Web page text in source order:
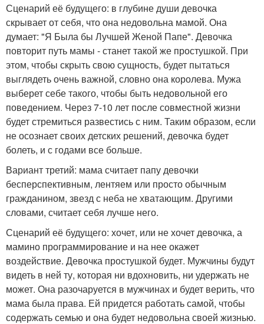
Сценарий её будущего: в глубине души девочка
скрывает от себя, что она недовольна мамой. Она
думает: "Я Была бы Лучшей Женой Папе". Девочка
повторит путь мамы - станет такой же простушкой. При
этом, чтобы скрыть свою сущность, будет пытаться
выглядеть очень важной, словно она королева. Мужа
выберет себе такого, чтобы быть недовольной его
поведением. Через 7-10 лет после совместной жизни
будет стремиться развестись с ним. Таким образом, если
не осознает своих детских решений, девочка будет
болеть, и с годами все больше.
Вариант третий: мама считает папу девочки
бесперспективным, лентяем или просто обычным
гражданином, звезд с неба не хватающим. Другими
словами, считает себя лучше него.
Сценарий её будущего: хочет, или не хочет девочка, а
мамино программирование и на нее окажет
воздействие. Девочка простушкой будет. Мужчины будут
видеть в ней ту, которая ни вдохновить, ни удержать не
может. Она разочаруется в мужчинах и будет верить, что
мама была права. Ей придется работать самой, чтобы
содержать семью и она будет недовольна своей жизнью.